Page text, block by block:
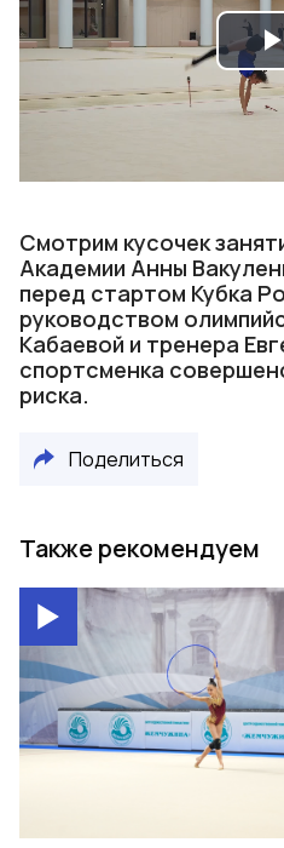
Смотрим кусочек
Академии Анны
перед стартом Кубка
руководством
Кабаевой и тренера
спортсменка
риска.
Поделиться
Также рекомендуем